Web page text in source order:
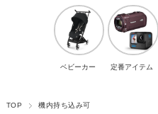
ベビーカー 定番アイテム
TOP 機内持ち込み可